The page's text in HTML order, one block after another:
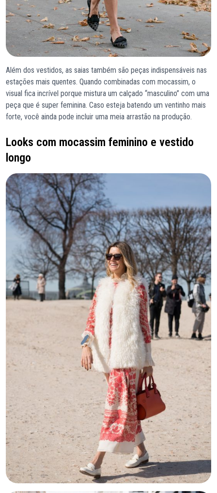
Além dos vestidos, as saias também são peças indispensáveis nas
estações mais quentes. Quando combinadas com mocassim, o
visual fica incrível porque mistura um calçado “masculino” com uma
peça que é super feminina. Caso esteja batendo um ventinho mais
forte, você ainda pode incluir uma meia arrastão na produção.
Looks com mocassim feminino e vestido
longo